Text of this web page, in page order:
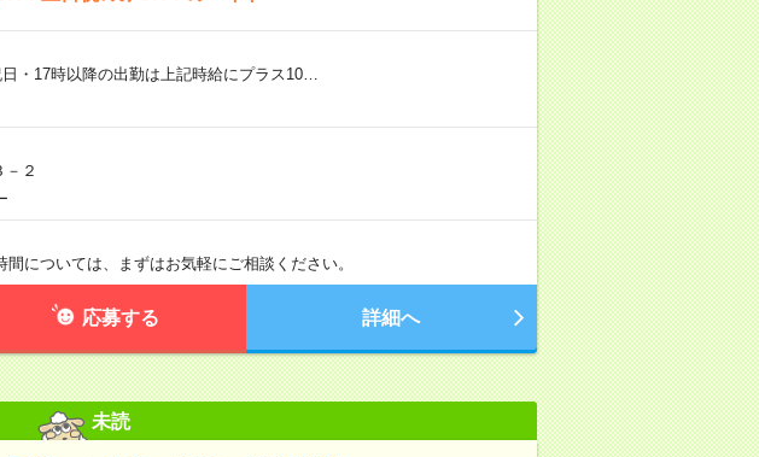
・17時以降の出勤は上記時給にプラス10…
２
については、まずはお気軽にご相談ください。
応募する 詳細へ
未読